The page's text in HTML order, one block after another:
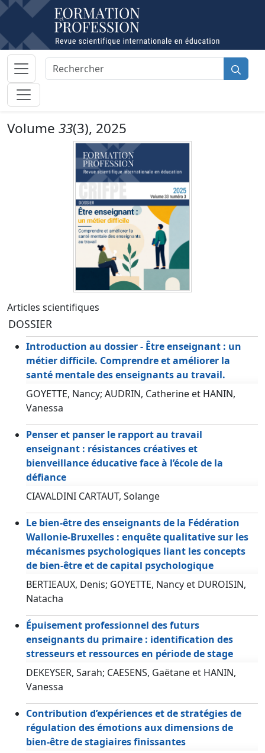
Volume 33(3), 2025
Articles scientifiques
DOSSIER
Introduction au dossier - Être enseignant : un
métier difficile. Comprendre et améliorer la
santé mentale des enseignants au travail.
GOYETTE, Nancy; AUDRIN, Catherine et HANIN,
Vanessa
Penser et panser le rapport au travail
enseignant : résistances créatives et
bienveillance éducative face à l’école de la
défiance
CIAVALDINI CARTAUT, Solange
Le bien-être des enseignants de la Fédération
Wallonie-Bruxelles : enquête qualitative sur les
mécanismes psychologiques liant les concepts
de bien-être et de capital psychologique
BERTIEAUX, Denis; GOYETTE, Nancy et DUROISIN,
Natacha
Épuisement professionnel des futurs
enseignants du primaire : identification des
stresseurs et ressources en période de stage
DEKEYSER, Sarah; CAESENS, Gaëtane et HANIN,
Vanessa
Contribution d’expériences et de stratégies de
régulation des émotions aux dimensions de
bien-être de stagiaires finissantes